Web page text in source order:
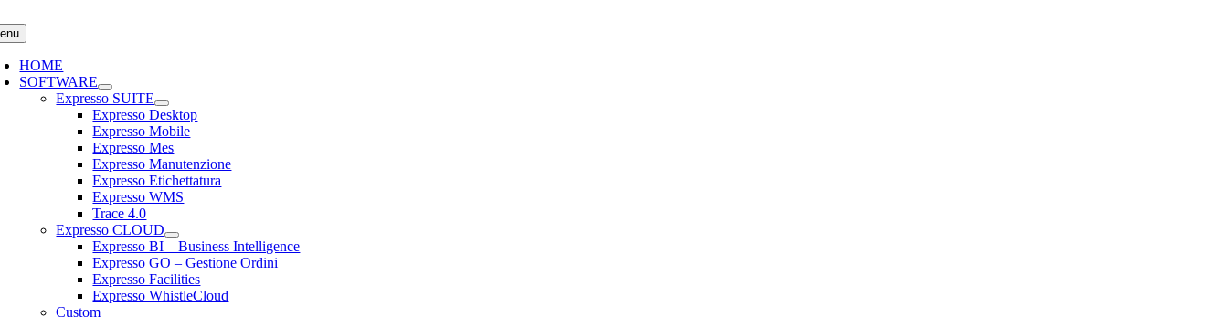
al
contenuto
HOME
SOFTWARE
Expresso SUITE
Expresso Desktop
Expresso Mobile
Expresso Mes
Expresso Manutenzione
Expresso Etichettatura
Expresso WMS
Trace 4.0
Expresso CLOUD
Expresso BI – Business Intelligence
Expresso GO – Gestione Ordini
Expresso Facilities
Expresso WhistleCloud
Custom